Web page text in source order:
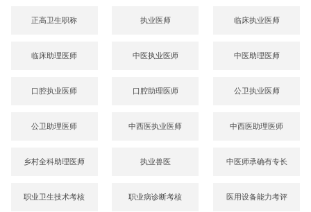
正高卫生职称 执业医师 临床执业医师
临床助理医师 中医执业医师 中医助理医师
口腔执业医师 口腔助理医师 公卫执业医师
公卫助理医师 中西医执业医师 中西医助理医师
乡村全科助理医师 执业兽医 中医师承确有专长
职业卫生技术考核 职业病诊断考核 医用设备能力考评